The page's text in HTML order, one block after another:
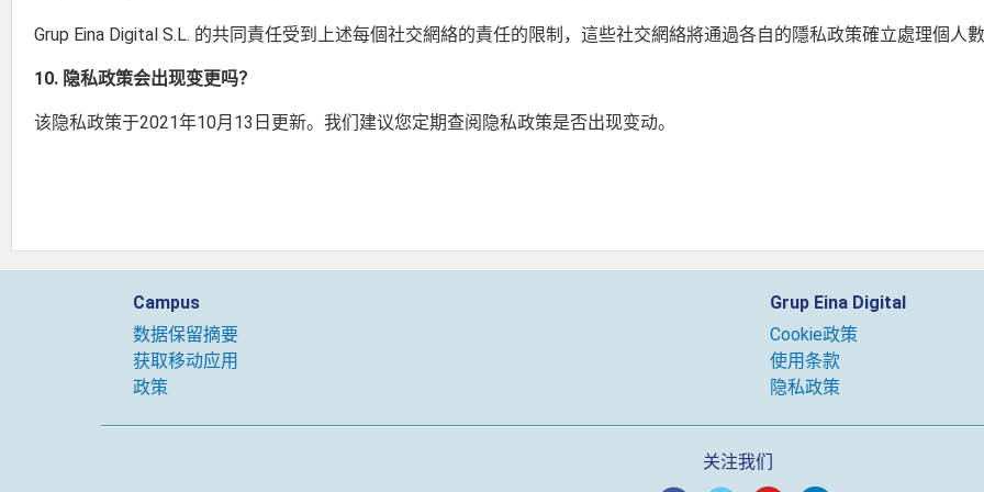
Grup Eina Digital S.L. 的共同責任受到上述每個社交網絡的責任的限制，這些社交網絡將通過各自的隱私政策確立處理個人
10. 隐私政策会出现变更吗？
该隐私政策于2021年10月13日更新。我们建议您定期查阅隐私政策是否出现变动。
Campus
‎数据保留摘要‎
获取移动应用
政策
Grup Eina Digital
Cookie政策
使用条款
隐私政策
关注我们